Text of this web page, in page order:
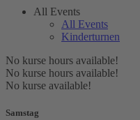
All Events
All Events
Kinderturnen
No kurse hours available!
No kurse hours available!
No kurse available!
Samstag